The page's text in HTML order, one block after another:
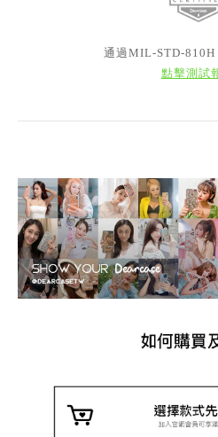
通過MIL-STD-810H
點擊測試